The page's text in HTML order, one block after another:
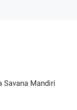
Savana Mandiri